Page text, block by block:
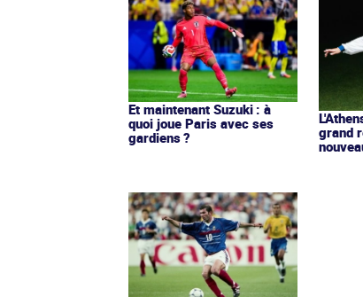
Et maintenant Suzuki : à
quoi joue Paris avec ses
gardiens ?
grand